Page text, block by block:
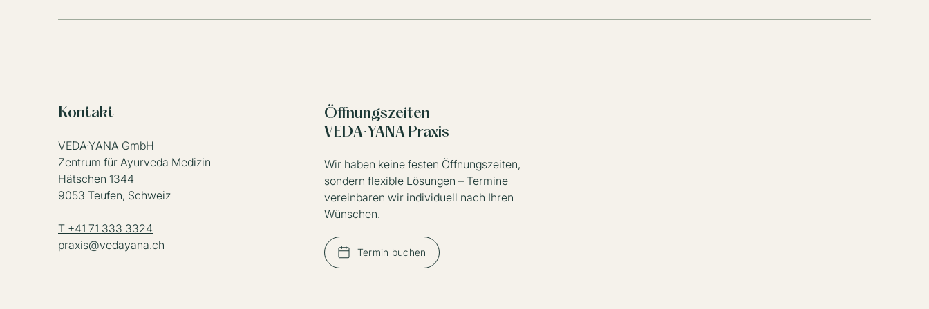
Kontakt
VEDA·YANA GmbH
Zentrum für Ayurveda Medizin
Hätschen 1344
9053 Teufen, Schweiz
T +41 71 333 3324
praxis@vedayana.ch
Öffnungszeiten
VEDA·YANA Praxis
Wir haben keine festen Öffnungszeiten,
sondern flexible Lösungen – Termine
vereinbaren wir individuell nach Ihren
Wünschen.
Termin buchen